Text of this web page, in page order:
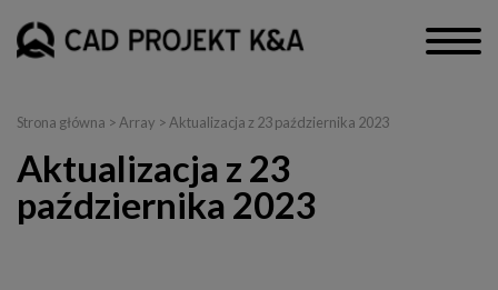
Strona główna > Array > Aktualizacja z 23 października 2023
Aktualizacja z 23
października 2023